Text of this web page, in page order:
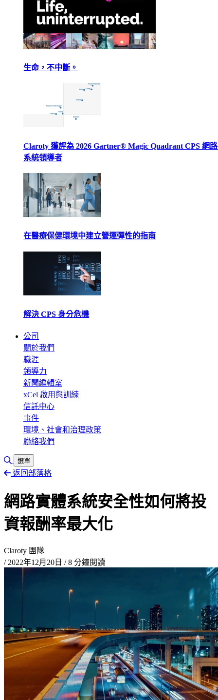
生命，不中斷。
Claroty 獲評為 2026 Gartner® Magic Quadrant CPS 網
系統領導者
在醫療保健環境中建立營運彈性的指南
解決 CPS 身分危機
公司
關於我們
職涯
領導力
新聞編輯室
xCel 啟用與訓練
信託中心
事件
環境、社會和治理政策
聯絡我們
切換搜尋
選單
返回部落格
網路實體系統安全性如何將投
資報酬率最大化
Claroty 團隊
/ 2022年12月20日 /8 分鐘閱讀